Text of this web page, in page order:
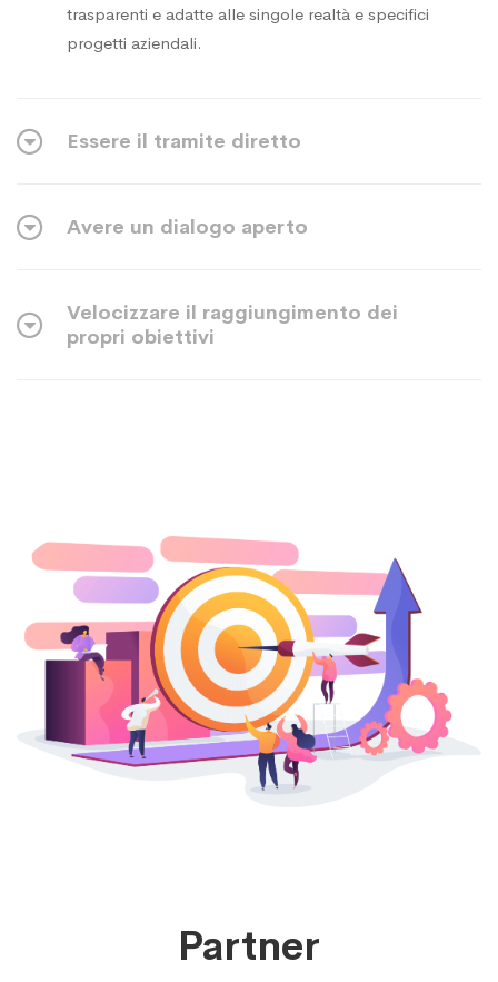
trasparenti e adatte alle singole realtà e specifici
progetti aziendali.
Essere il tramite diretto
Avere un dialogo aperto
Velocizzare il raggiungimento dei
propri obiettivi
Partner